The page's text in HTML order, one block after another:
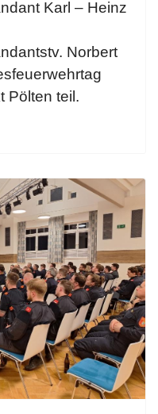
Karl – Heinz
Norbert
Pölten teil.